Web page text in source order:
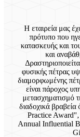
Η εταιρεία μας
πρότυπο που
κατασκευής και
και
φυσικής πέτρας
διαμορφωμένης
είναι πάροχος
μετασχηματισμό
διαδοχικά
Practice
Annual Influential